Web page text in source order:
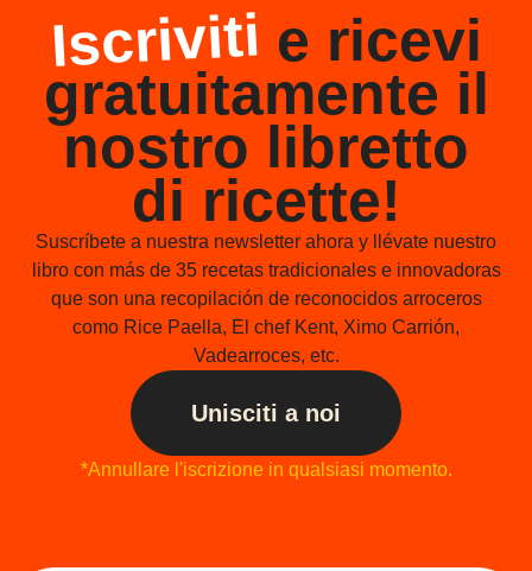
Iscriviti e ricevi
gratuitamente il
nostro libretto
di ricette!
Suscríbete a nuestra newsletter ahora y llévate nuestro
libro con más de 35 recetas tradicionales e innovadoras
que son una recopilación de reconocidos arroceros
como Rice Paella, El chef Kent, Ximo Carrión,
Vadearroces, etc.
Unisciti a noi
*Annullare l'iscrizione in qualsiasi momento.